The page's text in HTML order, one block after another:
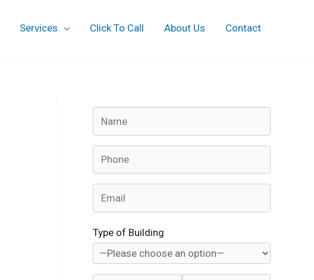
Services Click To Call About Us Contact
Type of Building